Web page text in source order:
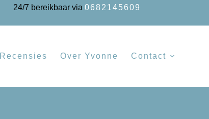
24/7 bereikbaar via 0682145609
Recensies Over Yvonne Contact